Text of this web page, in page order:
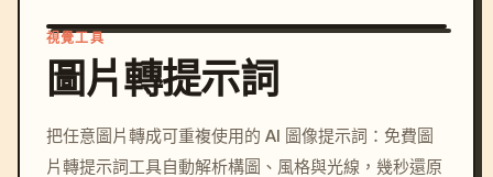
c, cyberpunk sunset, neon
colors, 8k --v 6.0
視覺工具
圖片轉提示詞
把任意圖片轉成可重複使用的 AI 圖像提示詞：免費圖
片轉提示詞工具自動解析構圖、風格與光線，幾秒還原